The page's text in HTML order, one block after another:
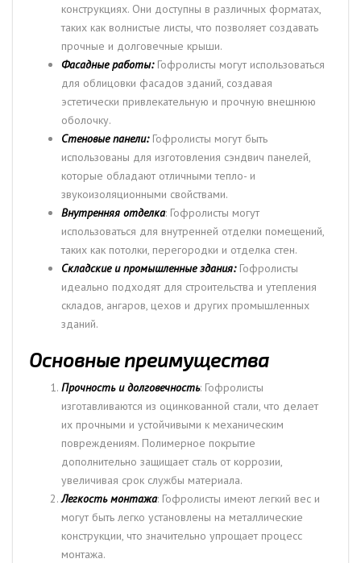
конструкциях. Они доступны в различных форматах,
таких как волнистые листы, что позволяет создавать
прочные и долговечные крыши.
Фасадные работы:Гофролисты могут использоваться
для облицовки фасадов зданий, создавая
эстетически привлекательную и прочную внешнюю
оболочку.
Стеновые панели: Гофролисты могут быть
использованы для изготовления сэндвич панелей,
которые обладают отличными тепло- и
звукоизоляционными свойствами.
Внутренняя отделка: Гофролисты могут
использоваться для внутренней отделки помещений,
таких как потолки, перегородки и отделка стен.
Складские и промышленные здания:Гофролисты
идеально подходят для строительства и утепления
складов, ангаров, цехов и других промышленных
зданий.
Основные преимущества
Прочность и долговечность: Гофролисты
изготавливаются из оцинкованной стали, что делает
их прочными и устойчивыми к механическим
повреждениям. Полимерное покрытие
дополнительно защищает сталь от коррозии,
увеличивая срок службы материала.
Легкость монтажа: Гофролисты имеют легкий вес и
могут быть легко установлены на металлические
конструкции, что значительно упрощает процесс
монтажа.